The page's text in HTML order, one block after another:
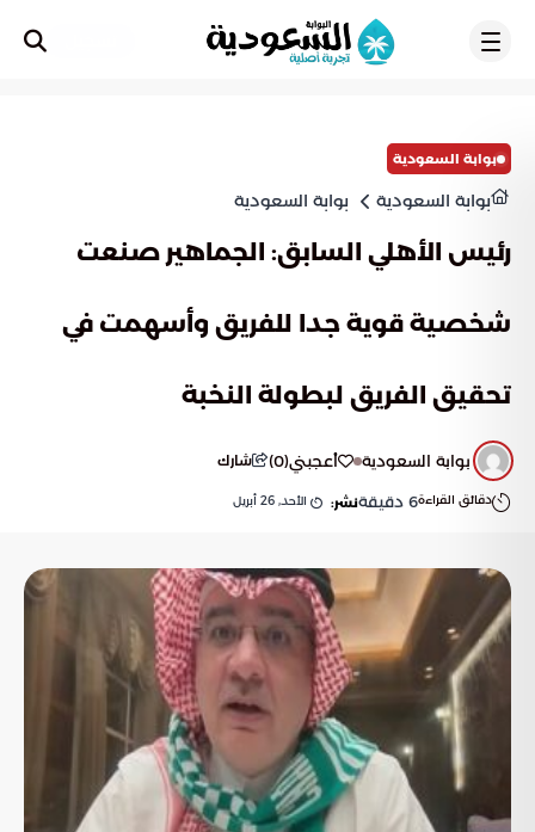
بوابة السعودية
بوابة السعودية بوابة السعودية
رئيس الأهلي السابق: الجماهير صنعت
شخصية قوية جدا للفريق وأسهمت في
تحقيق الفريق لبطولة النخبة
بوابة السعودية أعجبني(
0
) شارك
دقائق القراءة6 دقيقةنشر: الأحد, 26 أبريل